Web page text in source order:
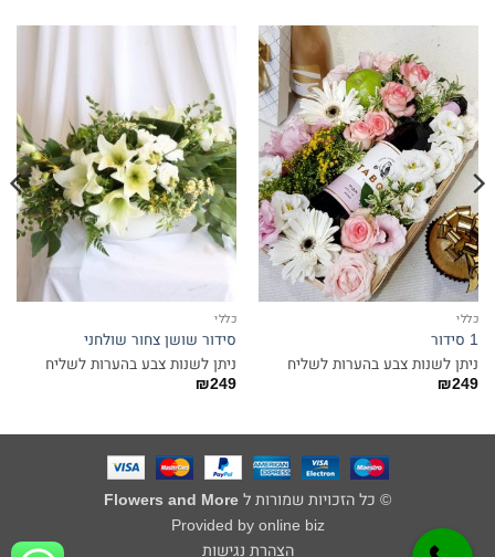
כללי
1 סידור
ניתן לשנות צבע בהערות לשליח
₪249
כללי
סידור שושן צחור שולחני
ניתן לשנות צבע בהערות לשליח
₪249
© כל הזכויות שמורות ל Flowers and More
Provided by online biz
הצהרת נגישות